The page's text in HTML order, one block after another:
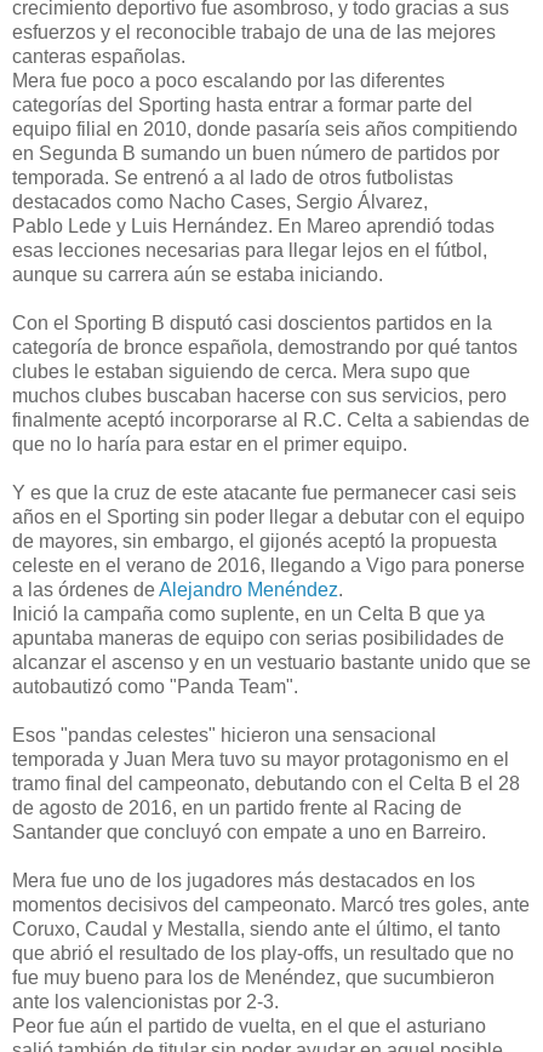
crecimiento deportivo fue asombroso, y todo gracias a sus
esfuerzos y el reconocible trabajo de una de las mejores
canteras españolas.
Mera fue poco a poco escalando por las diferentes
categorías del Sporting hasta entrar a formar parte del
equipo filial en 2010, donde pasaría seis años compitiendo
en Segunda B sumando un buen número de partidos por
temporada. Se entrenó a al lado de otros futbolistas
destacados como Nacho Cases, Sergio Álvarez,
Pablo Lede y Luis Hernández. En Mareo aprendió todas
esas lecciones necesarias para llegar lejos en el fútbol,
aunque su carrera aún se estaba iniciando.
Con el Sporting B disputó casi doscientos partidos en la
categoría de bronce española, demostrando por qué tantos
clubes le estaban siguiendo de cerca. Mera supo que
muchos clubes buscaban hacerse con sus servicios, pero
finalmente aceptó incorporarse al R.C. Celta a sabiendas de
que no lo haría para estar en el primer equipo.
Y es que la cruz de este atacante fue permanecer casi seis
años en el Sporting sin poder llegar a debutar con el equipo
de mayores, sin embargo, el gijonés aceptó la propuesta
celeste en el verano de 2016, llegando a Vigo para ponerse
a las órdenes deAlejandro Menéndez.
Inició la campaña como suplente, en un Celta B que ya
apuntaba maneras de equipo con serias posibilidades de
alcanzar el ascenso y en un vestuario bastante unido que se
autobautizó como "Panda Team".
Esos "pandas celestes" hicieron una sensacional
temporada y Juan Mera tuvo su mayor protagonismo en el
tramo final del campeonato, debutando con el Celta B el 28
de agosto de 2016, en un partido frente al Racing de
Santander que concluyó con empate a uno en Barreiro.
Mera fue uno de los jugadores más destacados en los
momentos decisivos del campeonato. Marcó tres goles, ante
Coruxo, Caudal y Mestalla, siendo ante el último, el tanto
que abrió el resultado de los play-offs, un resultado que no
fue muy bueno para los de Menéndez, que sucumbieron
ante los valencionistas por 2-3.
Peor fue aún el partido de vuelta, en el que el asturiano